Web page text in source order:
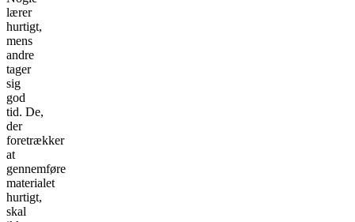
lærer
hurtigt,
mens
andre
tager
sig
god
tid. De,
der
foretrækker
at
gennemføre
materialet
hurtigt,
skal